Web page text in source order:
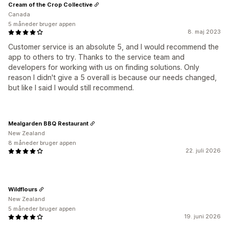
8. maj 2023
Customer service is an absolute 5, and I would recommend the
app to others to try. Thanks to the service team and
developers for working with us on finding solutions. Only
reason I didn't give a 5 overall is because our needs changed,
but like I said I would still recommend.
Cream of the Crop Collective
Canada
5 måneder bruger appen
22. juli 2026
Mealgarden BBQ Restaurant
New Zealand
8 måneder bruger appen
19. juni 2026
Wildflours
New Zealand
5 måneder bruger appen